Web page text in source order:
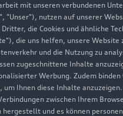
mit unseren verbundenen
"Unser"), nutzen auf unserer
die Cookies und ähnliche
die uns helfen, unsere Website
und die Nutzung zu
zugeschnittene Inhalte
Werbung. Zudem binden
Ihnen diese Inhalte anzuzeigen.
zwischen Ihrem
hergestellt und es können